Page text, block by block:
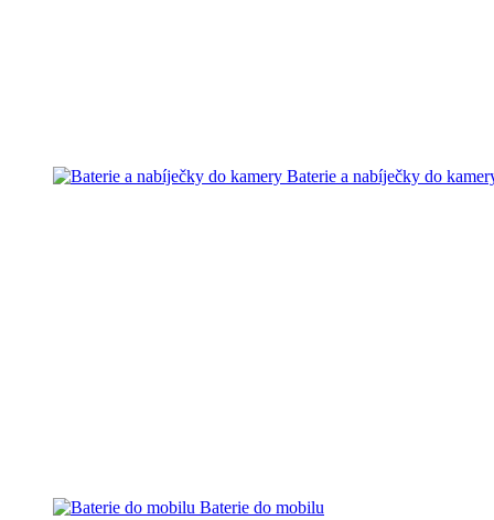
Baterie a nabíječky do
Baterie do mobilu